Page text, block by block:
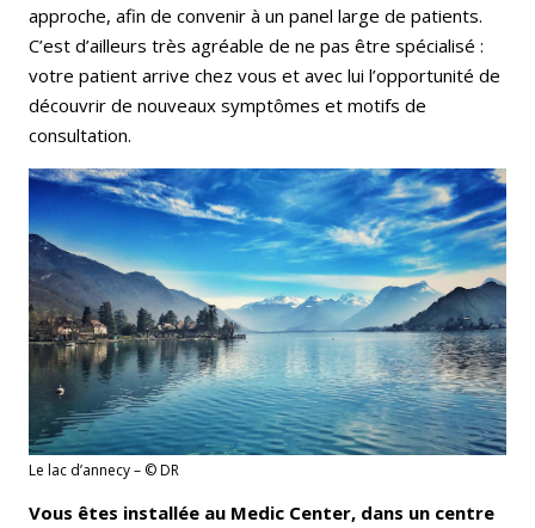
approche, afin de convenir à un panel large de patients.
C’est d’ailleurs très agréable de ne pas être spécialisé :
votre patient arrive chez vous et avec lui l’opportunité de
découvrir de nouveaux symptômes et motifs de
consultation.
Le lac d’annecy – © DR
Vous êtes installée au Medic Center, dans un centre